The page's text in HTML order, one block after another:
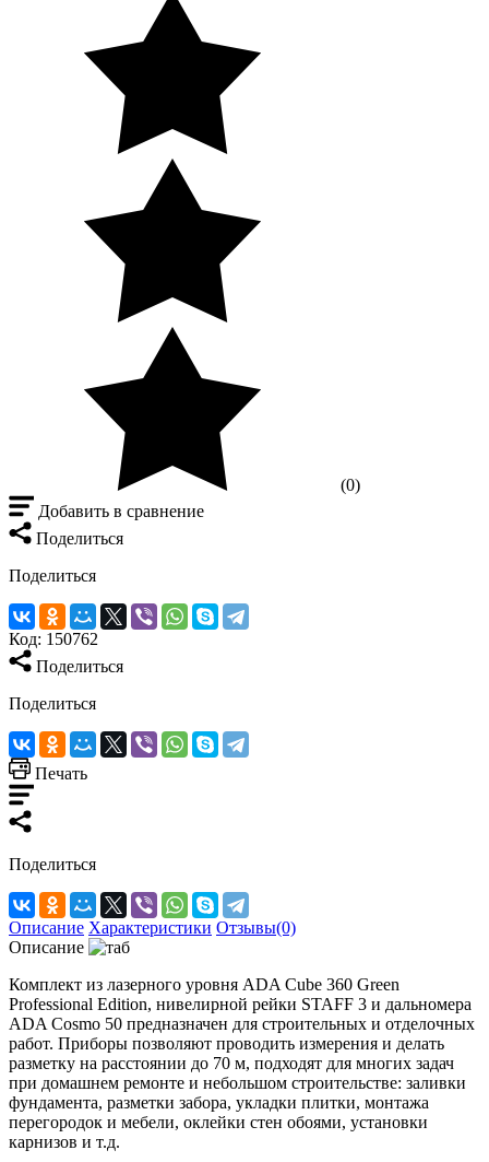
(0)
Добавить в сравнение
Поделиться
Поделиться
Код: 150762
Поделиться
Поделиться
Печать
Поделиться
Описание Характеристики Отзывы(0)
Описание
Комплект из лазерного уровня ADA Cube 360 Green
Professional Edition, нивелирной рейки STAFF 3 и дальномера
ADA Cosmo 50 предназначен для строительных и отделочных
работ. Приборы позволяют проводить измерения и делать
разметку на расстоянии до 70 м, подходят для многих задач
при домашнем ремонте и небольшом строительстве: заливки
фундамента, разметки забора, укладки плитки, монтажа
перегородок и мебели, оклейки стен обоями, установки
карнизов и т.д.